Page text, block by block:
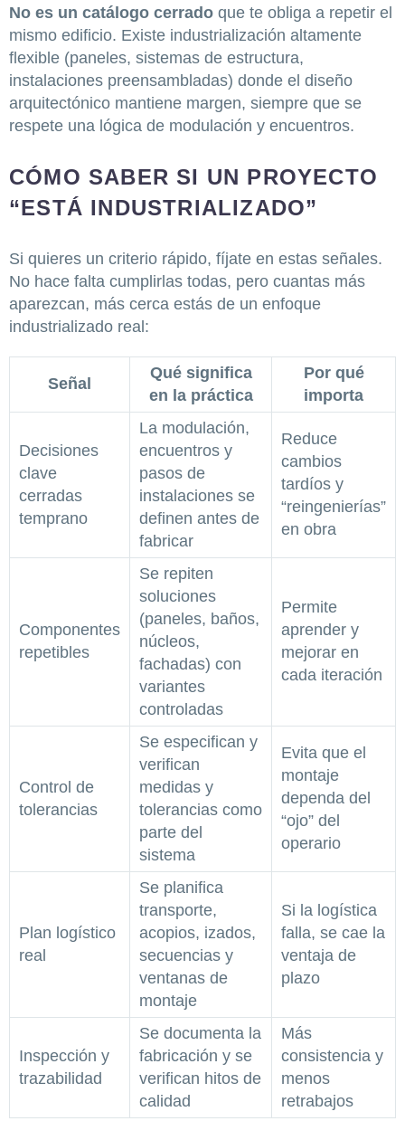
No es un catálogo cerrado que te obliga a repetir el
mismo edificio. Existe industrialización altamente
flexible (paneles, sistemas de estructura,
instalaciones preensambladas) donde el diseño
arquitectónico mantiene margen, siempre que se
respete una lógica de modulación y encuentros.
CÓMO SABER SI UN PROYECTO
“ESTÁ INDUSTRIALIZADO”
Si quieres un criterio rápido, fíjate en estas señales.
No hace falta cumplirlas todas, pero cuantas más
aparezcan, más cerca estás de un enfoque
industrializado real:
Señal
Qué significa
en la práctica
Por qué
importa
Decisiones
clave
cerradas
temprano
La modulación,
encuentros y
pasos de
instalaciones se
definen antes de
fabricar
Reduce
cambios
tardíos y
“reingenierías”
en obra
Componentes
repetibles
Se repiten
soluciones
(paneles, baños,
núcleos,
fachadas) con
variantes
controladas
Permite
aprender y
mejorar en
cada iteración
Control de
tolerancias
Se especifican y
verifican
medidas y
tolerancias como
parte del
sistema
Evita que el
montaje
dependa del
“ojo” del
operario
Plan logístico
real
Se planifica
transporte,
acopios, izados,
secuencias y
ventanas de
montaje
Si la logística
falla, se cae la
ventaja de
plazo
Inspección y
trazabilidad
Se documenta la
fabricación y se
verifican hitos de
calidad
Más
consistencia y
menos
retrabajos